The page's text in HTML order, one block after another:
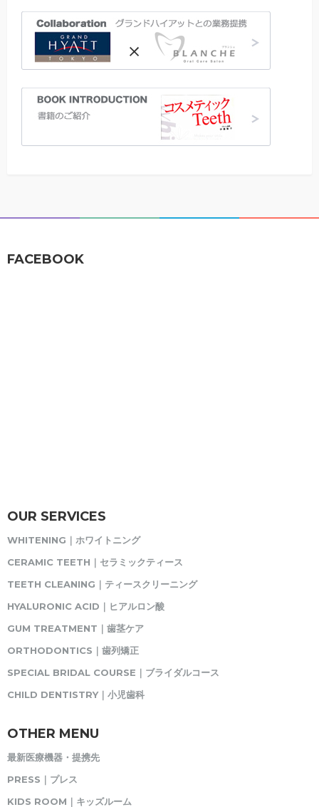
FACEBOOK
OUR SERVICES
WHITENING｜ホワイトニング
CERAMIC TEETH｜セラミックティース
TEETH CLEANING｜ティースクリーニング
HYALURONIC ACID｜ヒアルロン酸
GUM TREATMENT｜歯茎ケア
ORTHODONTICS｜歯列矯正
SPECIAL BRIDAL COURSE｜ブライダルコース
CHILD DENTISTRY｜小児歯科
OTHER MENU
最新医療機器・提携先
PRESS｜プレス
KIDS ROOM｜キッズルーム